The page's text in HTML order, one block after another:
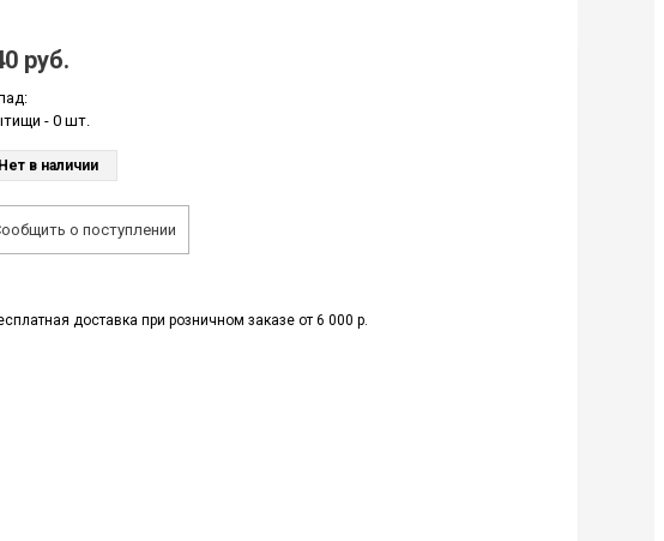
руб.
-0 шт.
Нет в наличии
о поступлении
доставка при розничном заказе от 6 000 р.